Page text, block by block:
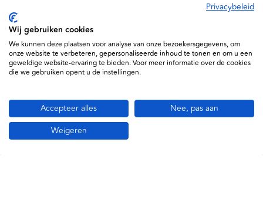
Specificaties
Wesseling
PAPRA01
Privacybeleid
Wij gebruiken cookies
We kunnen deze plaatsen voor analyse van onze bezoekersgegevens, om
onze website te verbeteren, gepersonaliseerde inhoud te tonen en om u een
geweldige website-ervaring te bieden. Voor meer informatie over de cookies
die we gebruiken opent u de instellingen.
Accepteer alles
Nee, pas aan
Weigeren